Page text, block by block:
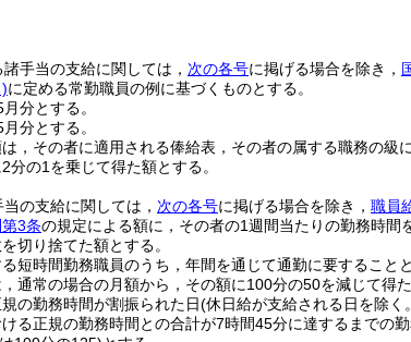
手当の支給に関しては， 次の各号に掲げる場合を除き，
に定める常勤職員の例に基づくものとする。
分とする。
分とする。
，その者に適用される俸給表，その者の属する職務の級
の1を乗じて得た額とする。
の支給に関しては， 次の各号に掲げる場合を除き， 職員
3条の規定による額に，その者の1週間当たりの勤務時
切り捨てた額とする。
短時間勤務職員のうち，年間を通じて通勤に要するこ
通常の場合の月額から，その額に100分の50を減じて得た
の勤務時間が割振られた日(休日給が支給される日を除く
る正規の勤務時間との合計が7時間45分に達するまでの